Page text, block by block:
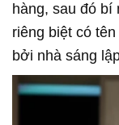
hàng, sau đó bí
riêng biệt có
bởi nhà sáng